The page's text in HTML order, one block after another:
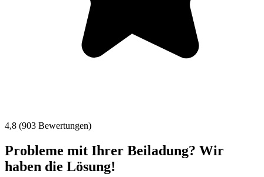
4,8 (903 Bewertungen)
Probleme mit Ihrer Beiladung? Wir
haben die Lösung!